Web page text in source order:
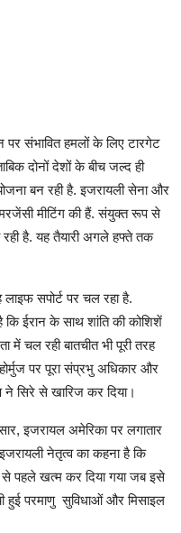
संभावित हमलों के लिए टारगेट
दोनों देशों के बीच जल्द ही
बन रही है. इजरायली सेना और
मीटिंग की हैं. संयुक्त रूप से
रही है. यह तैयारी अगले हफ्ते तक
लाइफ सपोर्ट पर चल रहा है.
कि ईरान के साथ शांति की कोशिशें
में चल रही बातचीत भी पूरी तरह
पर पूरा संप्रभु अधिकार और
सिरे से खारिज कर दिया।
इजरायल अमेरिका पर लगातार
नेतृत्व का कहना है कि
पहले खत्म कर दिया गया जब इसे
हुई परमाणु सुविधाओं और मिसाइल